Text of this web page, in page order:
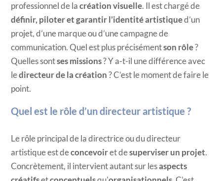
professionnel de lacréation visuelle . Il est chargé de
définir, piloter et garantir l’identité artistiqued’un
projet, d’une marque ou d’une campagne de
communication. Quel est plus précisémentson rôle?
Quelles sontses missions? Y a-t-il une différence avec
ledirecteur de la création ? C’est le moment de faire le
point.
Quel est le rôle d’un directeur artistique ?
Le rôle principal de la directrice ou du directeur
artistique est deconcevoiret desuperviser un projet
Concrètement, il intervient autant sur lesaspects